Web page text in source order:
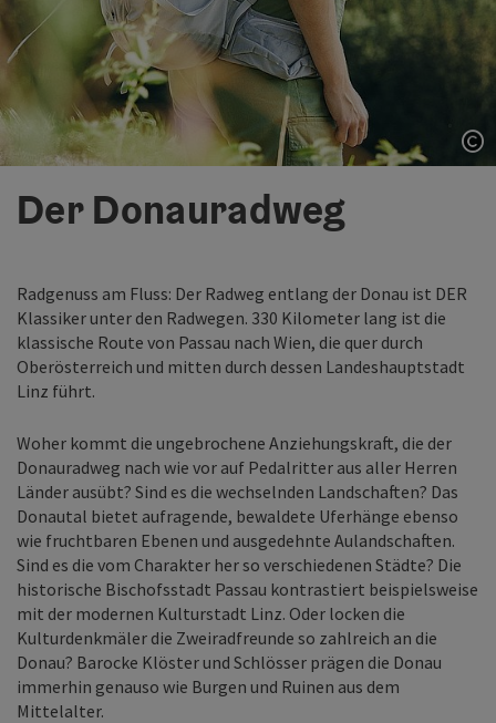
Der Donauradweg
Radgenuss am Fluss: Der Radweg entlang der Donau ist DER
Klassiker unter den Radwegen. 330 Kilometer lang ist die
klassische Route von Passau nach Wien, die quer durch
Oberösterreich und mitten durch dessen Landeshauptstadt
Linz führt.
Woher kommt die ungebrochene Anziehungskraft, die der
Donauradweg nach wie vor auf Pedalritter aus aller Herren
Länder ausübt? Sind es die wechselnden Landschaften? Das
Donautal bietet aufragende, bewaldete Uferhänge ebenso
wie fruchtbaren Ebenen und ausgedehnte Aulandschaften.
Sind es die vom Charakter her so verschiedenen Städte? Die
historische Bischofsstadt Passau kontrastiert beispielsweise
mit der modernen Kulturstadt Linz. Oder locken die
Kulturdenkmäler die Zweiradfreunde so zahlreich an die
Donau? Barocke Klöster und Schlösser prägen die Donau
immerhin genauso wie Burgen und Ruinen aus dem
Mittelalter.